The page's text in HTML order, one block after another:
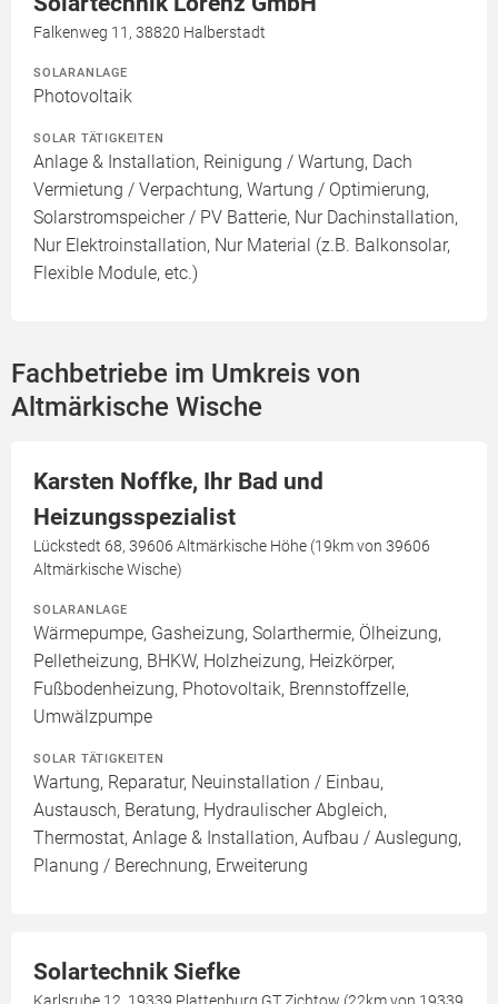
Falkenweg 11, 38820 Halberstadt
SOLARANLAGE
Photovoltaik
SOLAR TÄTIGKEITEN
Anlage & Installation, Reinigung / Wartung, Dach
Vermietung / Verpachtung, Wartung / Optimierung,
Solarstromspeicher / PV Batterie, Nur Dachinstallation,
Nur Elektroinstallation, Nur Material (z.B. Balkonsolar,
Flexible Module, etc.)
Fachbetriebe im Umkreis von
Altmärkische Wische
Karsten Noffke, Ihr Bad und
Heizungsspezialist
Lückstedt 68, 39606 Altmärkische Höhe (19km von 39606
Altmärkische Wische)
SOLARANLAGE
Wärmepumpe, Gasheizung, Solarthermie, Ölheizung,
Pelletheizung, BHKW, Holzheizung, Heizkörper,
Fußbodenheizung, Photovoltaik, Brennstoffzelle,
Umwälzpumpe
SOLAR TÄTIGKEITEN
Wartung, Reparatur, Neuinstallation / Einbau,
Austausch, Beratung, Hydraulischer Abgleich,
Thermostat, Anlage & Installation, Aufbau / Auslegung,
Planung / Berechnung, Erweiterung
Solartechnik Siefke